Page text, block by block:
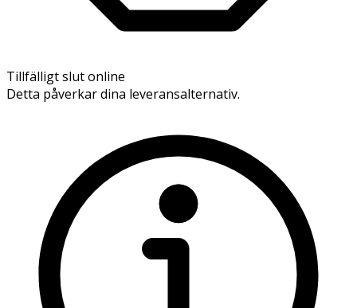
Tillfälligt slut online
Detta påverkar dina leveransalternativ.